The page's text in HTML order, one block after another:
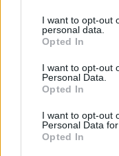
I want to opt-out
personal data.
Opted In
I want to opt-out
Personal Data.
Opted In
I want to opt-out
Personal Data
Opted In